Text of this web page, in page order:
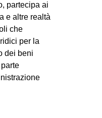
partecipa ai
e altre realtà
che
per la
dei beni